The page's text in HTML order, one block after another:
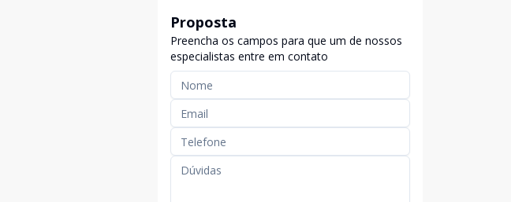
Proposta
Preencha os campos para que um de nossos
especialistas entre em contato